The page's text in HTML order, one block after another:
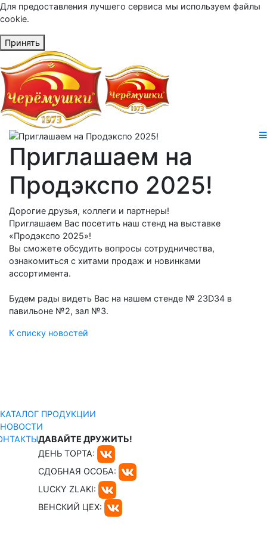
Для предоставления лучшего сервиса мы используем файлы
cookie.
Принять
Приглашаем на
Продэкспо 2025!
Дорогие друзья, коллеги и партнеры!
Приглашаем Вас посетить наш стенд на выставке
«Продэкспо 2025»!
Вы сможете обсудить вопросы сотрудничества,
ознакомиться с хитами продаж и новинками
ассортимента.
Будем рады видеть Вас на нашем стенде № 23D34 в
павильоне №2, зал №3.
К списку новостей
КАТАЛОГ ПРОДУКЦИИ
НОВОСТИ
ДАВАЙТЕ ДРУЖИТЬ!
ДЕНЬ ТОРТА:
СДОБНАЯ ОСОБА:
LUCKY ZLAKI:
ВЕНСКИЙ ЦЕХ: